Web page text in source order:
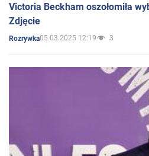
Victoria Beckham oszołomiła
Zdjęcie
Rozrywka05.03.2025 12:19 3